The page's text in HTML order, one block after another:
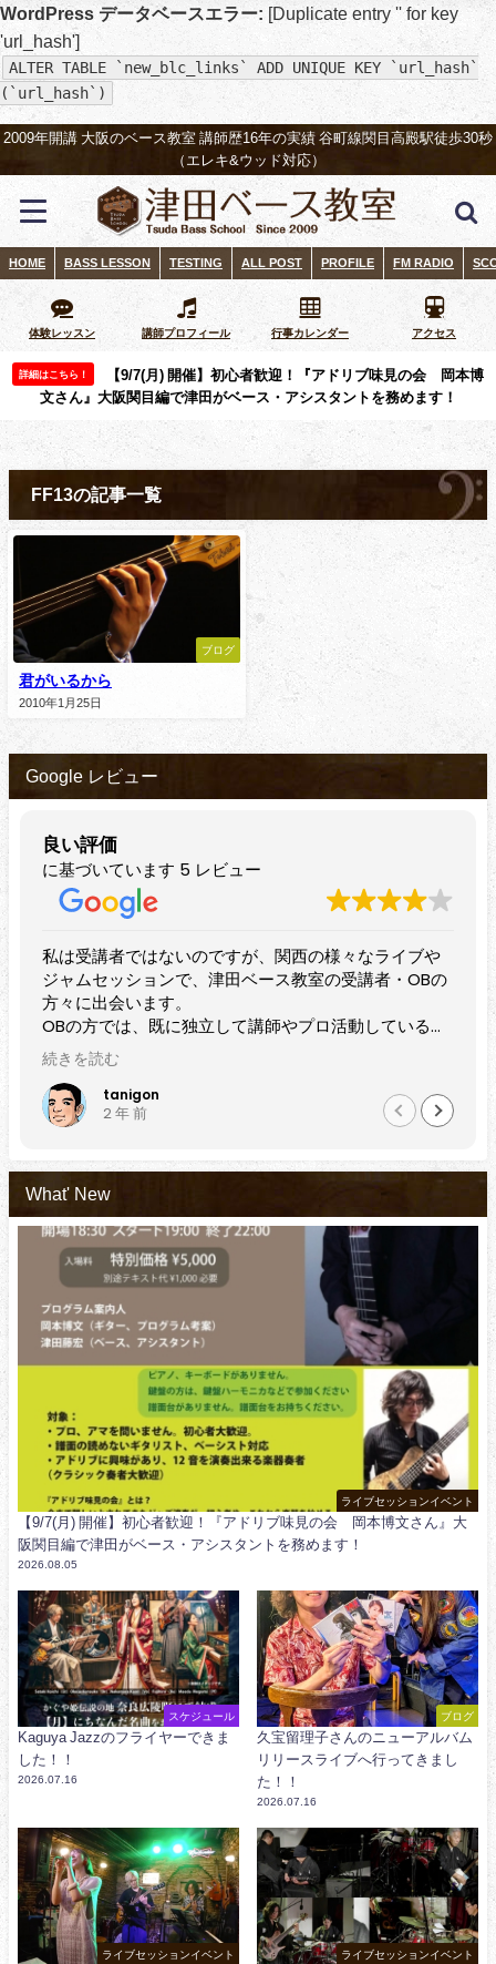
WordPress データベースエラー: [Duplicate entry '' for key
'url_hash']
ALTER TABLE `new_blc_links` ADD UNIQUE KEY `url_hash`
(`url_hash`)
2009年開講 大阪のベース教室 講師歴16年の実績 谷町線関目高殿駅徒歩30秒
（エレキ&ウッド対応）
HOME BASS LESSON TESTING ALL POST PROFILE FM RADIO
体験レッスン 講師プロフィール 行事カレンダー アクセス
詳細はこちら！
【9/7(月) 開催】初心者歓迎！『アドリブ味見の会 岡本博
文さん』大阪関目編で津田がベース・アシスタントを務めます！
FF13の記事一覧
ブログ
君がいるから
2010年1月25日
Google レビュー
良い評価
に基づいています 5 レビュー
ではないのですが、関西の様々なライブや
ションで、津田ベース教室の受講者・OBの
います。
は、既に独立して講師やプロ活動している方
っしゃいますし、現役で受講中の方も初心
ら着実にレベルアップされているのをセッ
会うたびに演奏で感じます。
の実績と指導力、と感じます。
すばらしい
プレイヤー
されていま
近隣でベー
黒田
2 年
What' New
ライブセッションイベント
【9/7(月) 開催】初心者歓迎！『アドリブ味見の会 岡本博文さん』大
阪関目編で津田がベース・アシスタントを務めます！
2026.08.05
スケジュール
Kaguya Jazzのフライヤーできま
した！！
2026.07.16
ブログ
久宝留理子さんのニューアルバム
リリースライブへ行ってきまし
た！！
2026.07.16
ライブセッションイベント ライブセッションイベント